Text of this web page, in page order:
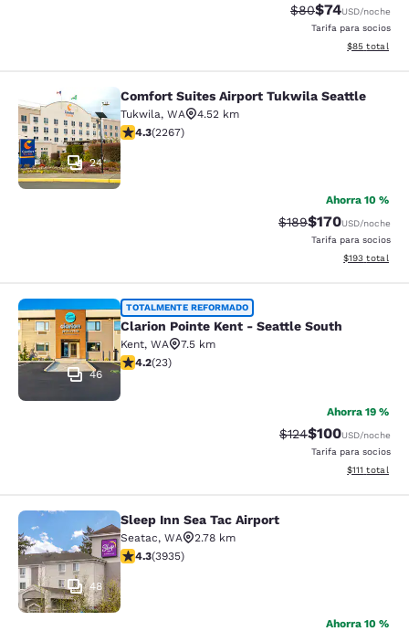
Tarifa tachada:
$80Tarifa
$74USD/noche
Tarifa para socios
Ver detalles
$85 total
Comfort Suites Airport Tukwila
24
Comfort Suites Airport Tukwila Seattle
Tukwila, WA
4.52 km
Calificación de 4.3 estrellas. Excelente. 2267 reseñas
4.3(2267)
Ahorra 10 %
Tarifa tachada:
$189Tarifa reducida:
$170USD/noche
Tarifa para socios
Ver detalles
$193 total
Clarion Pointe Kent - Seattle South
46
TOTALMENTE REFORMADO
Clarion Pointe Kent - Seattle South
Kent, WA
7.5 km
Calificación de 4.22 estrellas. Excelente. 23 reseñas
4.2(23)
Ahorra 19 %
Tarifa tachada:
$124Tarifa reducida:
$100USD/noche
Tarifa para socios
Ver detalles
$111 total
Sleep Inn Sea Tac Airport
48
Sleep Inn Sea Tac Airport
Seatac, WA
2.78 km
Calificación de 4.32 estrellas. Excelente. 3935
4.3(3935)
Ahorra 10 %